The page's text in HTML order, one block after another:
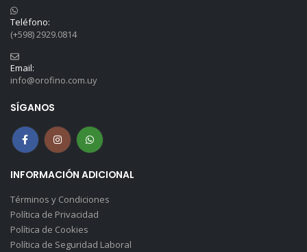
Teléfono:
(+598) 2929.0814
Email:
info@orofino.com.uy
SÍGANOS
INFORMACIÓN ADICIONAL
Términos y Condiciones
Política de Privacidad
Política de Cookies
Política de Seguridad Laboral